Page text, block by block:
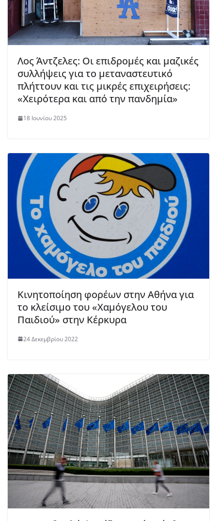
Λος Άντζελες: Οι επιδρομές και μαζικές
συλλήψεις για το μεταναστευτικό
πλήττουν και τις μικρές επιχειρήσεις:
«Χειρότερα και από την πανδημία»
18 Ιουνίου 2025
Kινητοποίηση φορέων στην Αθήνα για
το κλείσιμο του «Χαμόγελου του
Παιδιού» στην Κέρκυρα
24 Δεκεμβρίου 2022